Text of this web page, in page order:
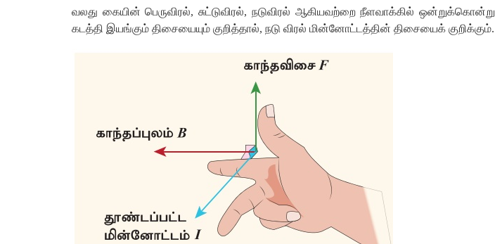
வலது கையின் பெருவிரல்,சுட்டுவிரல், நடுவிரல் ஆகியவற்றை நீளவாக்கில் ஒன்றுக்கொன்று
கடத்தி இயங்கும் திசையையும் குறித்தால், நடு விரல் மின்னோட்டத்தின் திசையைக் குறிக்கும்.